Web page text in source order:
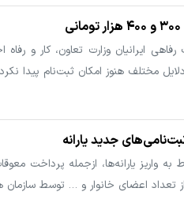
ایرانیان وزارت تعاون، کار و
مختلف هنوز امکان ثبت‌نام پیدا
جدید یارانه
به واریز یارانه‌ها، ازجمله پرداخت
تعداد اعضای خانوار و … توسط